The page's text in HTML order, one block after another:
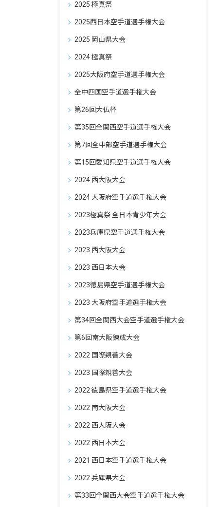
2025 極真祭
2025西日本空手道選手権大会
2025 岡山県大会
2024 極真祭
2025大阪府空手道選手権大会
全中四国空手道選手権大会
第26回大仏杯
第35回全関西空手道選手権大会
第7回全中部空手道選手権大会
第15回愛知県空手道選手権大会
2024 西大阪大会
2024 大阪府空手道選手権大会
2023極真祭 全日本青少年大会
2023兵庫県空手道選手権大会
2023 西大阪大会
2023 西日本大会
2023徳島県空手道選手権大会
2023 大阪府空手道選手権大会
第34回全関西大会空手道選手権大会
第6回南大阪錬成大会
2022 国際親善大会
2023 国際親善大会
2022 徳島県空手道選手権大会
2022 南大阪大会
2022 西大阪大会
2022 西日本大会
2021 西日本空手道選手権大会
2022 兵庫県大会
第33回全関西大会空手道選手権大会